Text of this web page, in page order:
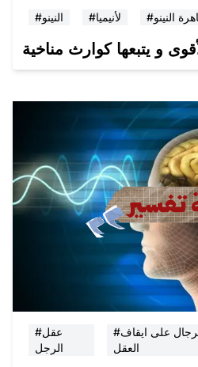
#النينو #لأنيميا النينو
و يتبعها كوارث مناخية
#عقل
الرجل
#قدرة الرجال على ايقاف
العقل